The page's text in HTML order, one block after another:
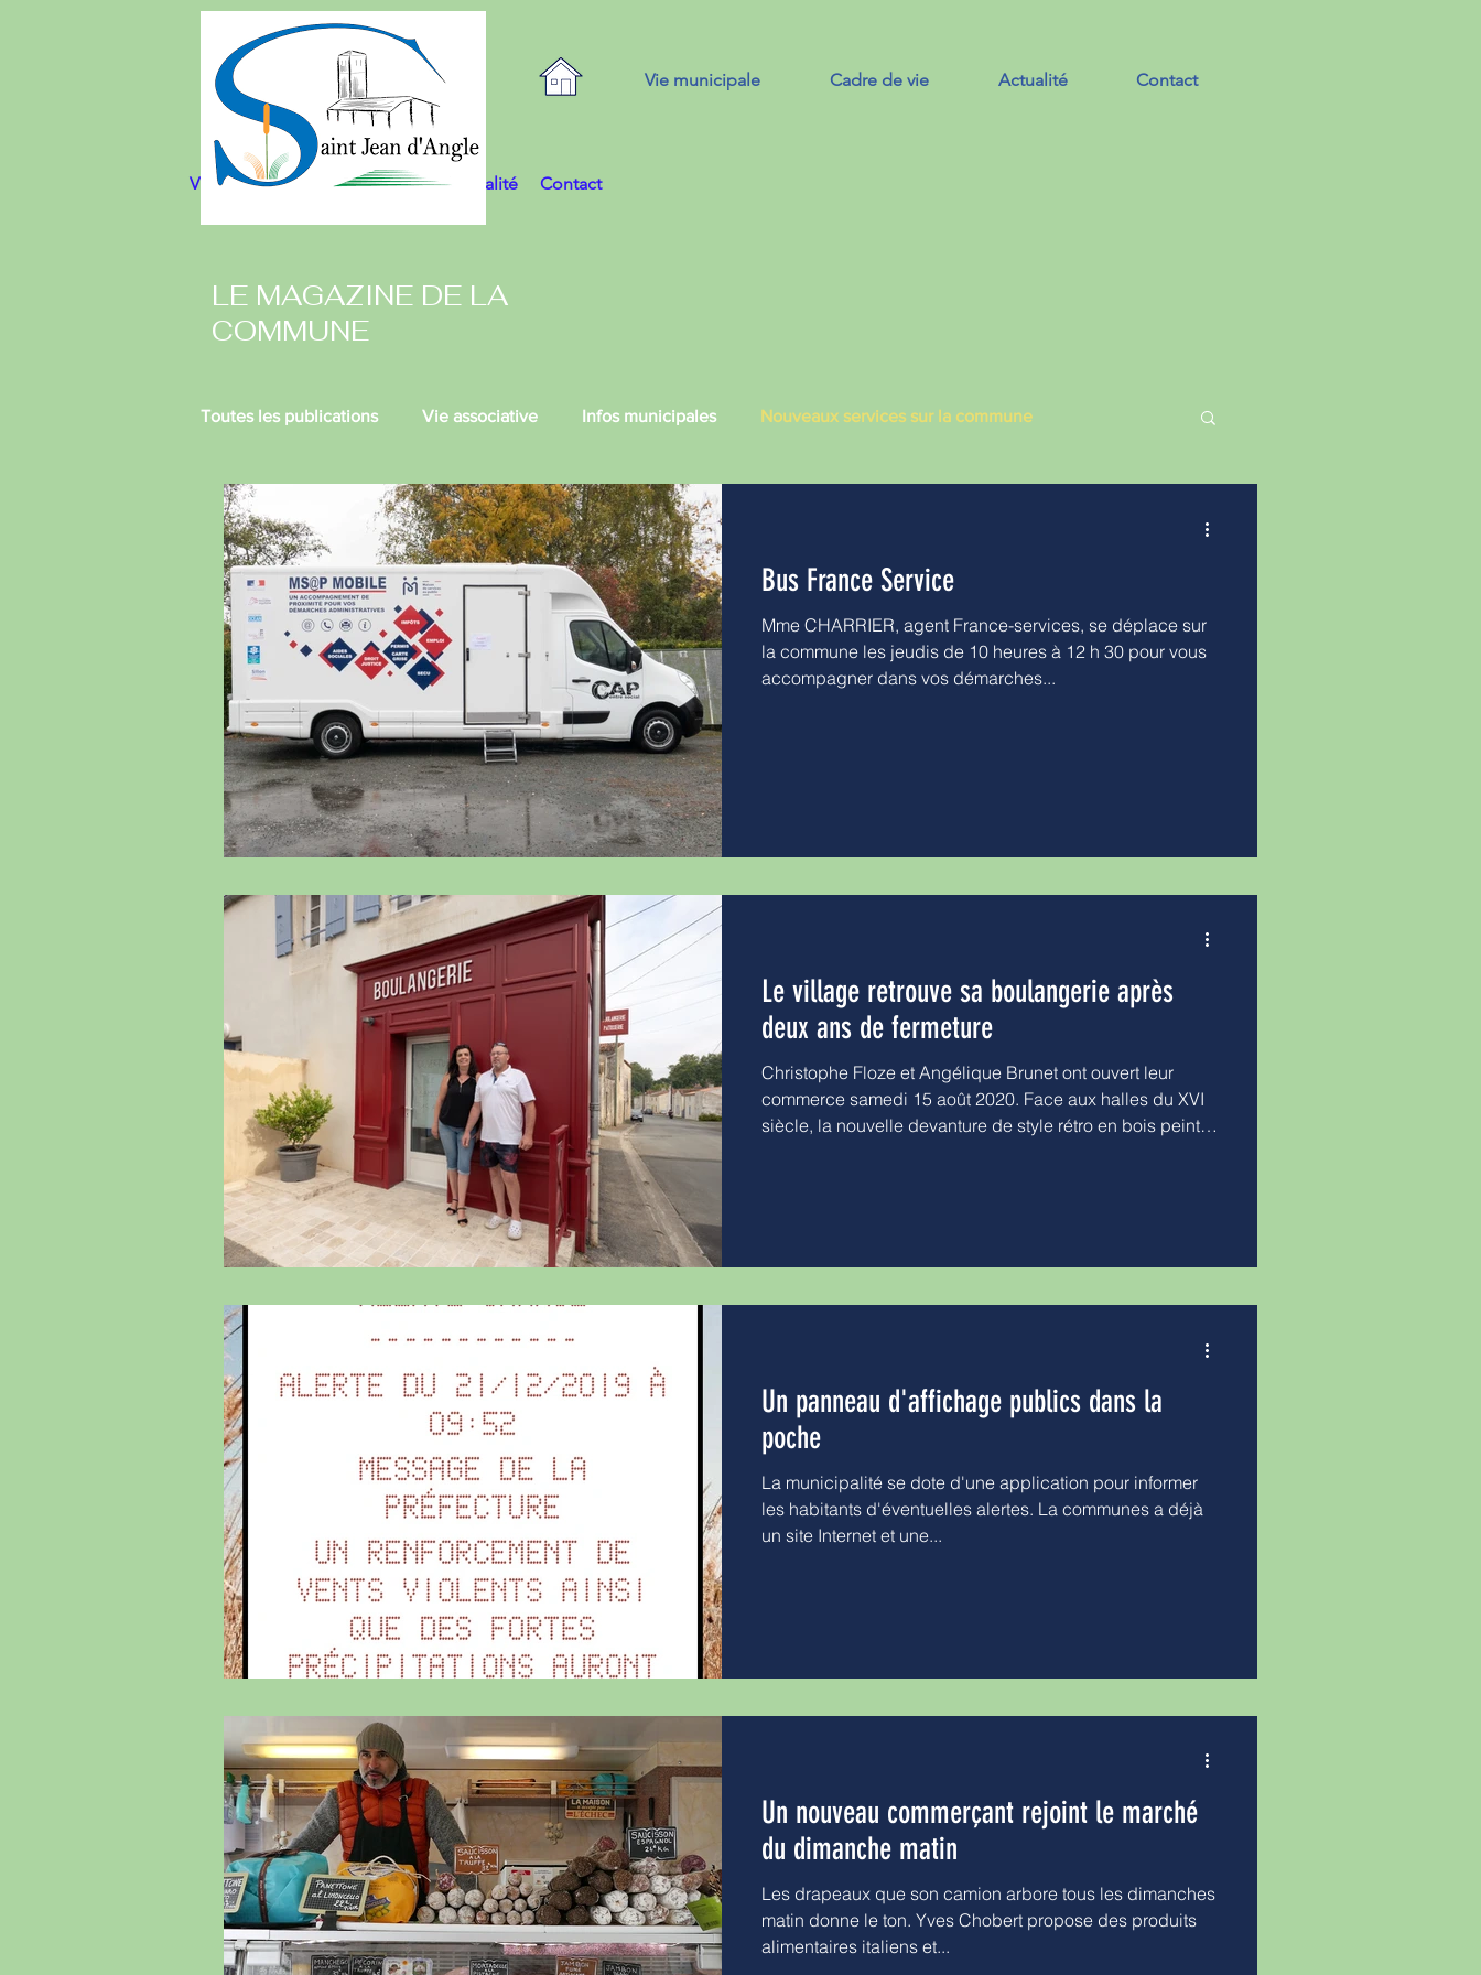
Vie municipale Cadre de vie Actualité Contact
LE MAGAZINE DE LA
COMMUNE
Toutes les publications Vie associative Infos municipales Nouveaux services sur la commune
Cela se passe sur la commune
Bus France Service
Mme CHARRIER, agent France-services, se déplace sur
la commune les jeudis de 10 heures à 12 h 30 pour vous
accompagner dans vos démarches...
Le village retrouve sa boulangerie après
deux ans de fermeture
Christophe Floze et Angélique Brunet ont ouvert leur
commerce samedi 15 août 2020. Face aux halles du XVI
siècle, la nouvelle devanture de style rétro en bois peint
Un panneau d'affichage publics dans la
poche
La municipalité se dote d'une application pour informer
les habitants d'éventuelles alertes. La communes a déjà
un site Internet et une...
Un nouveau commerçant rejoint le marché
du dimanche matin
Les drapeaux que son camion arbore tous les dimanches
matin donne le ton. Yves Chobert propose des produits
alimentaires italiens et...
Vie municipale Cadre de vie Actualité Contact